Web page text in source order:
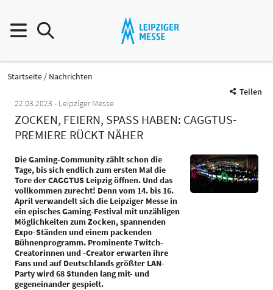
Startseite
Nachrichten
Teilen
22.03.2023
Leipziger Messe
ZOCKEN, FEIERN, SPASS HABEN: CAGGTUS-P
REMIERE RÜCKT NÄHER
Die Gaming-Community zählt schon die
Tage, bis sich endlich zum ersten Mal die
Tore der CAGGTUS Leipzig öffnen. Und das
vollkommen zurecht! Denn vom 14. bis 16.
April verwandelt sich die Leipziger Messe in
ein episches Gaming-Festival mit unzähligen
Möglichkeiten zum Zocken, spannenden
Expo-Ständen und einem packenden
Bühnenprogramm. Prominente Twitch-
Creatorinnen und -Creator erwarten ihre
Fans und auf Deutschlands größter LAN-
Party wird 68 Stunden lang mit- und
gegeneinander gespielt.